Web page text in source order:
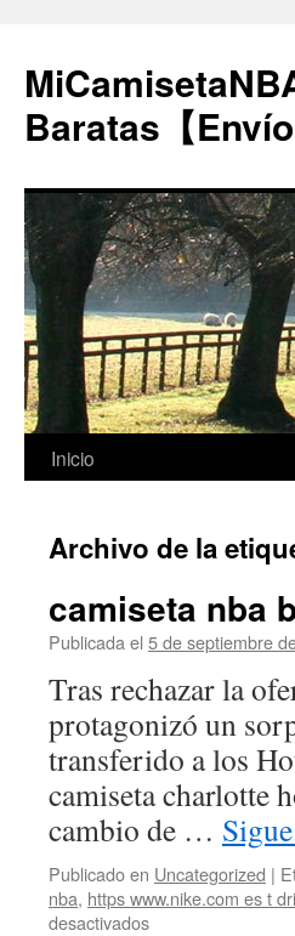
Baratas【Envío
Saltar
contenido
Inicio
Archivo de la
camiseta nba
Publicada el 5 de septiembre
Tras rechazar la
protagonizó un
transferido a los
camiseta charlotte
cambio de …
Publicado en Uncategorized |
nba, https www.nike.com es t
desactivadosen